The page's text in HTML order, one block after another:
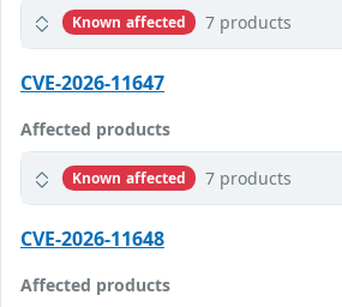
Known affected 7 products
CVE-2026-11647
Affected products
Known affected 7 products
CVE-2026-11648
Affected products